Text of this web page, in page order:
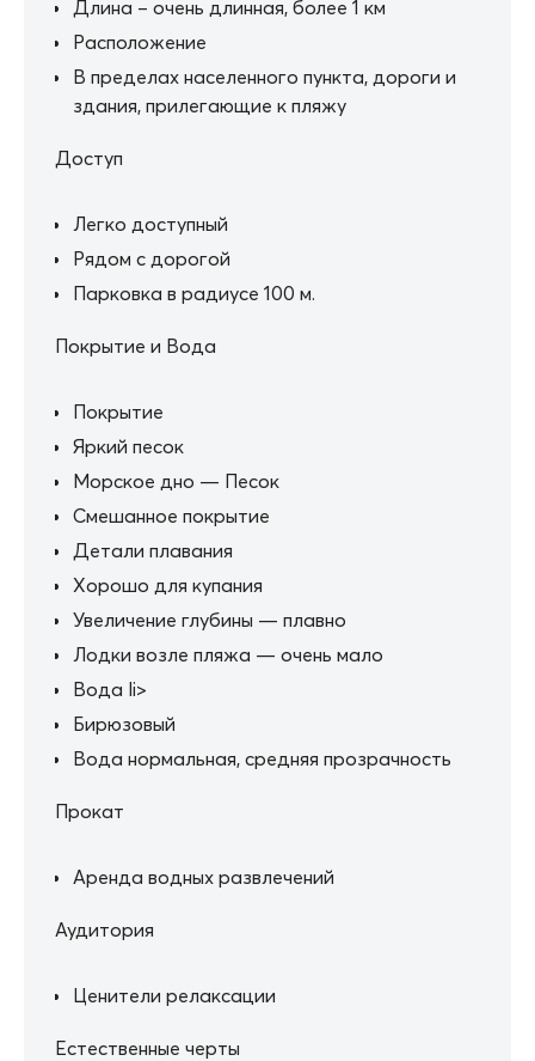
Длина – очень длинная, более 1 км
Расположение
В пределах населенного пункта, дороги и
здания, прилегающие к пляжу
Доступ
Легко доступный
Рядом с дорогой
Парковка в радиусе 100 м.
Покрытие и Вода
Покрытие
Яркий песок
Морское дно — Песок
Смешанное покрытие
Детали плавания
Хорошо для купания
Увеличение глубины — плавно
Лодки возле пляжа — очень мало
Вода li>
Бирюзовый
Вода нормальная, средняя прозрачность
Прокат
Аренда водных развлечений
Аудитория
Ценители релаксации
Естественные черты